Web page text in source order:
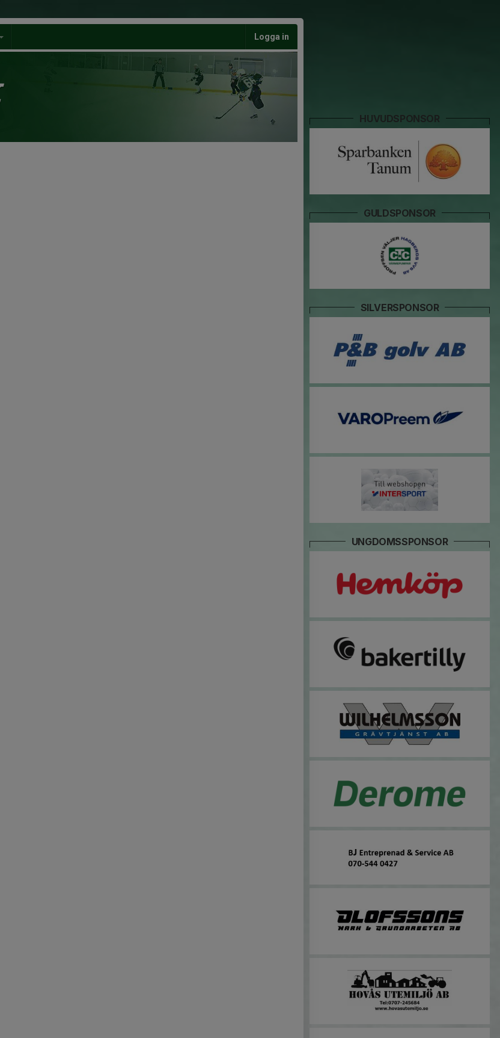
Logga in
HUVUDSPONSOR
GULDSPONSOR
SILVERSPONSOR
UNGDOMSSPONSOR